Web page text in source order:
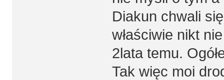
Diakun chwali
właściwie nikt
2lata temu.
Tak więc moi